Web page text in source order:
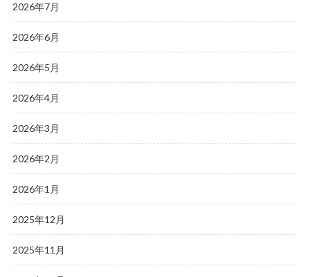
2026年7月
2026年6月
2026年5月
2026年4月
2026年3月
2026年2月
2026年1月
2025年12月
2025年11月